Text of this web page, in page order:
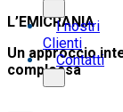
I nostri
Clienti
Contatti
L’EMICRANIA
Un approccio
complessa